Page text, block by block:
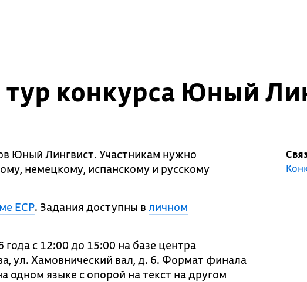
конкурса Юный
Юный Лингвист. Участникам нужно
немецкому, испанскому и русскому
ЕСР. Задания доступны в личном
с 12:00 до 15:00 на базе центра
ул. Хамовнический вал, д. 6. Формат финала
одном языке с опорой на текст на другом